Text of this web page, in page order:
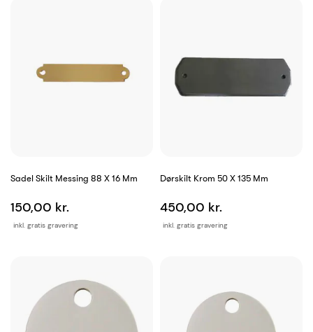
Sadel Skilt Messing 88 X 16 Mm
inkl. gratis gravering
150,00 kr.
Dørskilt Krom 50 X 135 Mm
inkl. gratis gravering
450,00 kr.